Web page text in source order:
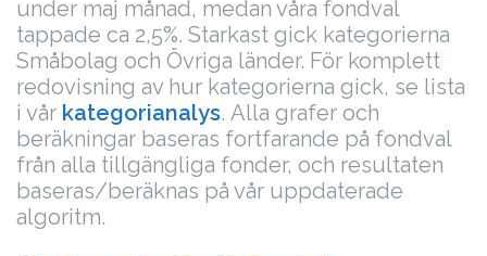
under maj månad, medan våra fondval
tappade ca 2,5%. Starkast gick kategorierna
Småbolag och Övriga länder. För komplett
redovisning av hur kategorierna gick, se lista
i vår kategorianalys. Alla grafer och
beräkningar baseras fortfarande på fondval
från alla tillgängliga fonder, och resultaten
baseras/beräknas på vår uppdaterade
algoritm.